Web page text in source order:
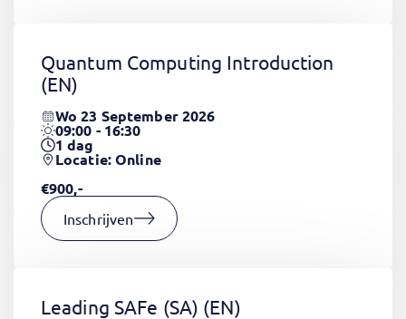
Quantum Computing Introduction
(EN)
Wo 23 September 2026
09:00 - 16:30
1dag
Locatie: Online
€900,-
Inschrijven
Leading SAFe (SA) (EN)